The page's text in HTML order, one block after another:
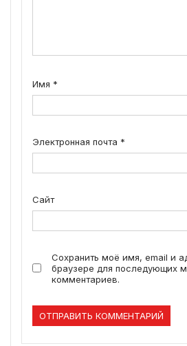
Имя *
Электронная почта *
Сайт
Сохранить моё имя, email и
браузере для последующих
комментариев.